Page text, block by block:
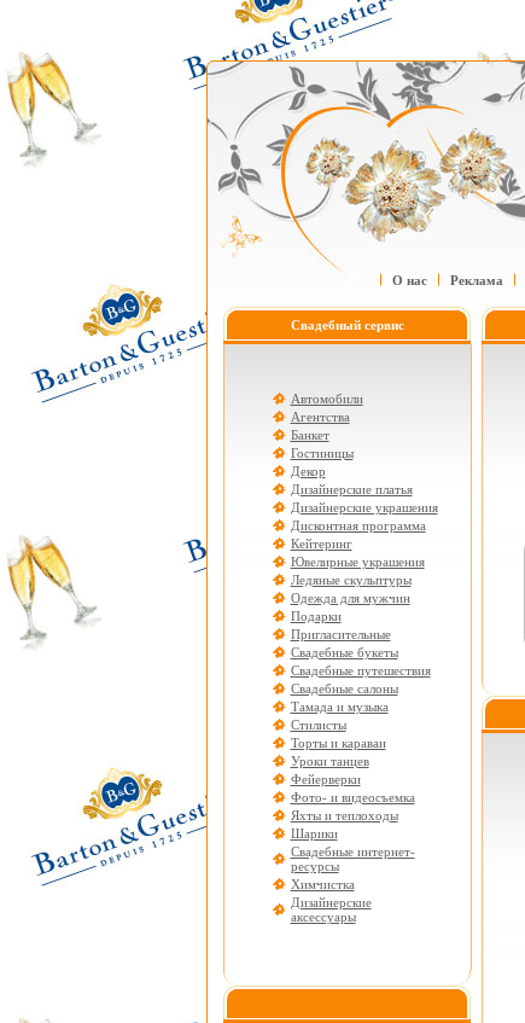
О нас Реклама
Свадебный сервис
Автомобили
Агентства
Банкет
Гостиницы
Декор
Дизайнерские платья
Дизайнерские украшения
Дисконтная программа
Кейтеринг
Ювелирные украшения
Ледяные скульптуры
Одежда для мужчин
Подарки
Пригласительные
Свадебные букеты
Свадебные путешествия
Свадебные салоны
Тамада и музыка
Стилисты
Торты и караваи
Уроки танцев
Фейерверки
Фото- и видеосъемка
Яхты и теплоходы
Шарики
Свадебные интернет-
ресурсы
Химчистка
Дизайнерские
аксессуары